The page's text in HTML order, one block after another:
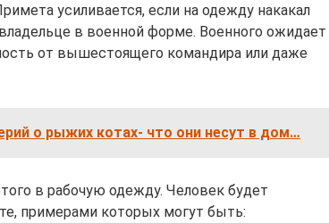
усиливается, если на одежду накакал
в военной форме. Военного ожидает
от вышестоящего командира или даже
о рыжих котах- что они несут в дом…
в рабочую одежду. Человек будет
примерами которых могут быть: